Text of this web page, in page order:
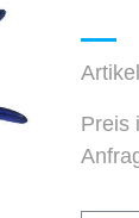
Preis